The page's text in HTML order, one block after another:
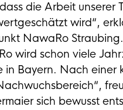
die Arbeit unserer
wird“,
NawaRo
wird schon viele
in Bayern. Nach einer
sich bewusst